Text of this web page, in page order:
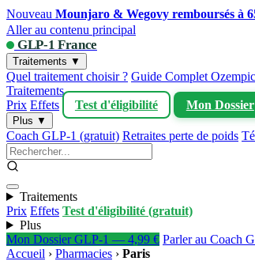
Nouveau Mounjaro & Wegovy remboursés à
Aller au contenu principal
GLP-1 France
Traitements ▼
Quel traitement choisir ? Guide Complet Ozempic
Traitements
Prix Effets Test d'éligibilité Mon Dossier
Plus ▼
Coach GLP-1 (gratuit) Retraites perte de poids
Traitements
Prix Effets Test d'éligibilité (gratuit)
Plus
Mon Dossier GLP-1 — 4,99 € Parler au Coach
Accueil › Pharmacies › Paris